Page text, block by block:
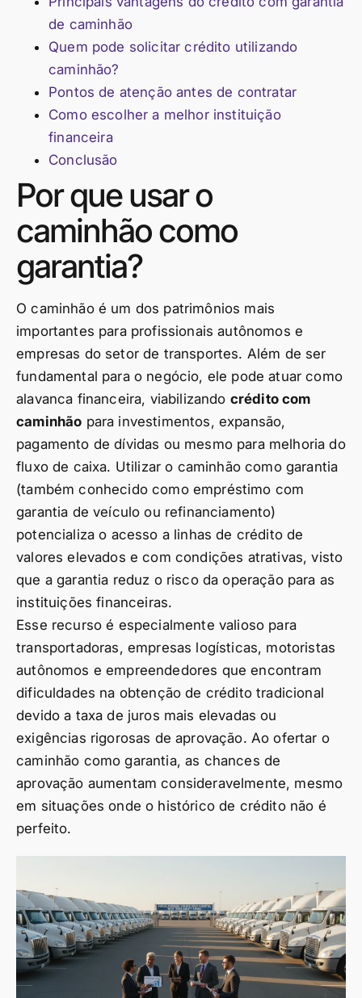
de caminhão
Quem pode solicitar crédito utilizando
caminhão?
Pontos de atenção antes de contratar
Como escolher a melhor instituição
financeira
Conclusão
Por que usar o
caminhão como
garantia?
O caminhão é um dos patrimônios mais
importantes para profissionais autônomos e
empresas do setor de transportes. Além de ser
fundamental para o negócio, ele pode atuar como
alavanca financeira, viabilizando crédito com
caminhão para investimentos, expansão,
pagamento de dívidas ou mesmo para melhoria do
fluxo de caixa. Utilizar o caminhão como garantia
(também conhecido como empréstimo com
garantia de veículo ou refinanciamento)
potencializa o acesso a linhas de crédito de
valores elevados e com condições atrativas, visto
que a garantia reduz o risco da operação para as
instituições financeiras.
Esse recurso é especialmente valioso para
transportadoras, empresas logísticas, motoristas
autônomos e empreendedores que encontram
dificuldades na obtenção de crédito tradicional
devido a taxa de juros mais elevadas ou
exigências rigorosas de aprovação. Ao ofertar o
caminhão como garantia, as chances de
aprovação aumentam consideravelmente, mesmo
em situações onde o histórico de crédito não é
perfeito.